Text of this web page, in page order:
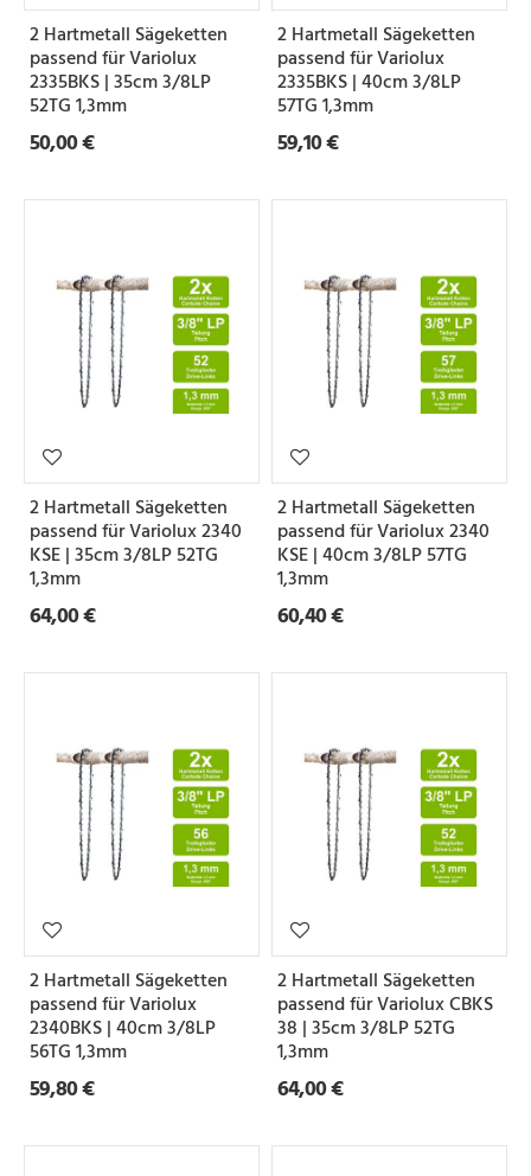
2 Hartmetall Sägeketten
passend für Variolux
2335BKS | 35cm 3/8LP
52TG 1,3mm
50,00 €
2 Hartmetall Sägeketten
passend für Variolux
2335BKS | 40cm 3/8LP
57TG 1,3mm
59,10 €
2 Hartmetall Sägeketten
passend für Variolux 2340
KSE | 35cm 3/8LP 52TG
1,3mm
64,00 €
2 Hartmetall Sägeketten
passend für Variolux 2340
KSE | 40cm 3/8LP 57TG
1,3mm
60,40 €
2 Hartmetall Sägeketten
passend für Variolux
2340BKS | 40cm 3/8LP
56TG 1,3mm
59,80 €
2 Hartmetall Sägeketten
passend für Variolux CBKS
38 | 35cm 3/8LP 52TG
1,3mm
64,00 €
S
e
t